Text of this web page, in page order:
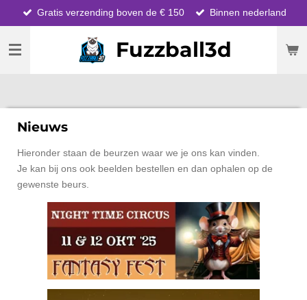
direct
naar
hoofdinhoud
Fuzzball3d
Gratis verzending boven de € 150 Binnen nederland
Nieuws
Hieronder staan de beurzen waar we je ons kan vinden.
Je kan bij ons ook beelden bestellen en dan ophalen op de
gewenste beurs.